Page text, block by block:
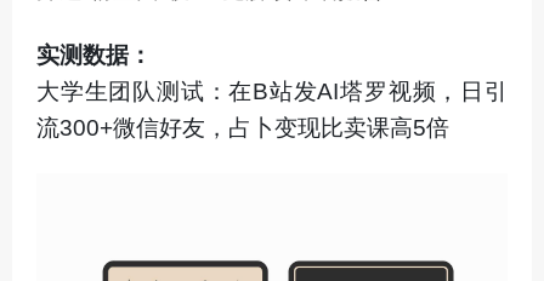
实测数据：
大学生团队测试：在B站发AI塔罗视频，日引
流300+微信好友，占卜变现比卖课高5倍